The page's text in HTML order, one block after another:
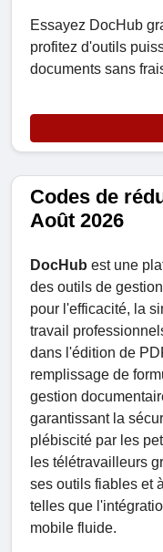
Essayez DocHub
profitez d'outils
documents sans
Codes de
Août 2026
DocHub est une
des outils de
pour l'efficacité, la
travail
dans l'édition de
remplissage de
gestion
garantissant la
plébiscité par les
les télétravailleurs
ses outils fiables et
telles que
mobile fluide.